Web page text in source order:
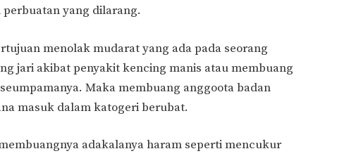
yang dilarang.
menolak mudarat yang ada pada seorang
jari akibat penyakit kencing manis atau membuang
Maka membuang anggoota badan
masuk dalam katogeri berubat.
adakalanya haram seperti mencukur